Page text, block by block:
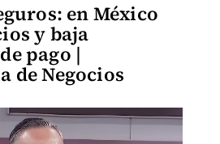
en México
y baja
pago |
de Negocios